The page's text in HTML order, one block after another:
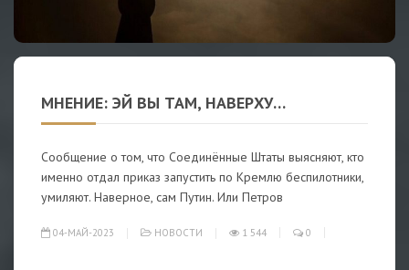
МНЕНИЕ: ЭЙ ВЫ ТАМ, НАВЕРХУ…
Сообщение о том, что Соединённые Штаты выясняют, кто
именно отдал приказ запустить по Кремлю беспилотники,
умиляют. Наверное, сам Путин. Или Петров
04-МАЙ-2023 НОВОСТИ 1 544 0